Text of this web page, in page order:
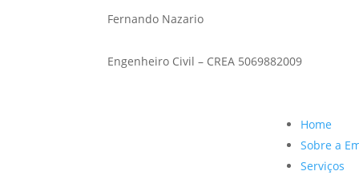
Fernando Nazario
Engenheiro Civil – CREA 5069882009
Home
Sobre a
Serviços